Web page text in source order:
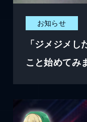
お知らせ
「ジメジメし
こと始めてみ